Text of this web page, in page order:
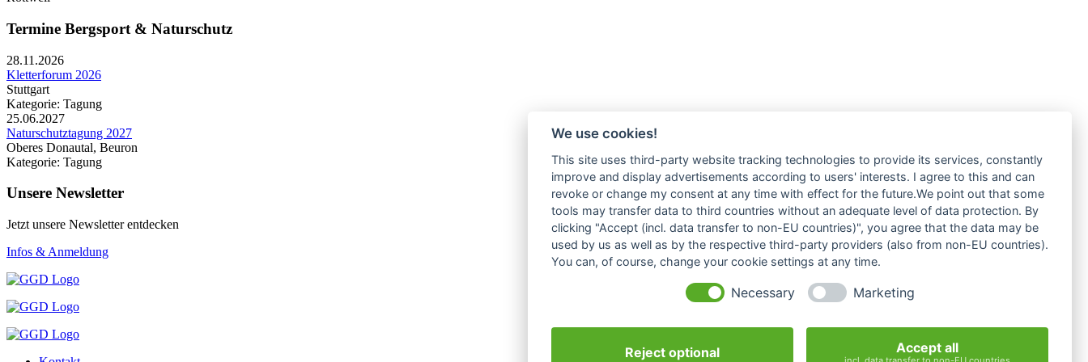
Termine Bergsport & Naturschutz
28.11.2026
Kletterforum 2026
Stuttgart
Kategorie: Tagung
25.06.2027
Naturschutztagung 2027
Oberes Donautal, Beuron
Kategorie: Tagung
Unsere Newsletter
Jetzt unsere Newsletter entdecken
Infos & Anmeldung
We use cookies!
This site uses third-party website tracking technologies to provide its services, constantly
improve and display advertisements according to users' interests. I agree to this and can
revoke or change my consent at any time with effect for the future.We point out that some
tools may transfer data to third countries without an adequate level of data protection. By
clicking "Accept (incl. data transfer to non-EU countries)", you agree that the data may be
used by us as well as by the respective third-party providers (also from non-EU countries).
You can, of course, change your cookie settings at any time.
Necessary Marketing
Reject optional Accept all